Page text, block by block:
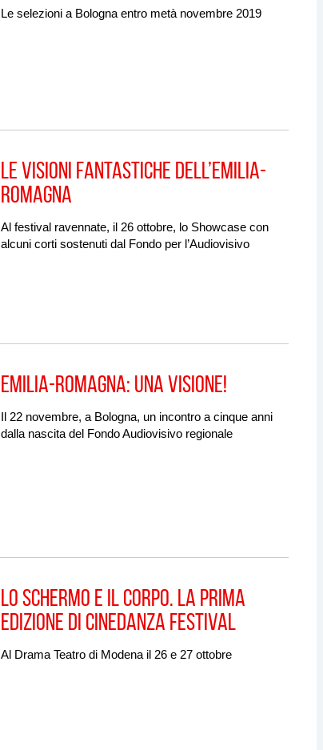
Le selezioni a Bologna entro metà novembre 2019
Le Visioni fantastiche dell’Emilia-
Romagna
Al festival ravennate, il 26 ottobre, lo Showcase con
alcuni corti sostenuti dal Fondo per l’Audiovisivo
Emilia-Romagna: una visione!
Il 22 novembre, a Bologna, un incontro a cinque anni
dalla nascita del Fondo Audiovisivo regionale
Lo schermo e il corpo. La prima
edizione di Cinedanza Festival
Al Drama Teatro di Modena il 26 e 27 ottobre